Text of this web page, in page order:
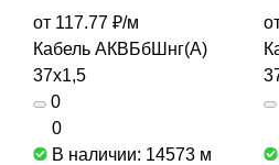
от 117.77 ₽/м
Кабель АКВБбШнг(А)
37х1,5
0
0
В наличии: 14573 м